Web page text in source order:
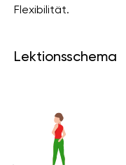
Flexibilität.
Lektionsschema